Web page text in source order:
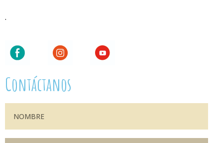
.
Contáctanos